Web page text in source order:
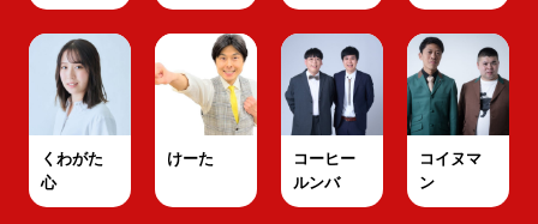
くわがた
心
けーた
コーヒー
ルンバ
コイヌマ
ン